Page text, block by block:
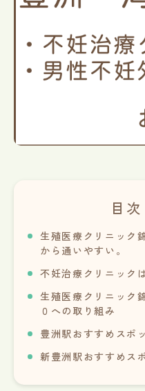
目次
生殖医療クリニック
から通いやすい。
不妊治療クリニック
生殖医療クリニック
０への取り組み
豊洲駅おすすめスポ
新豊洲駅おすすめス